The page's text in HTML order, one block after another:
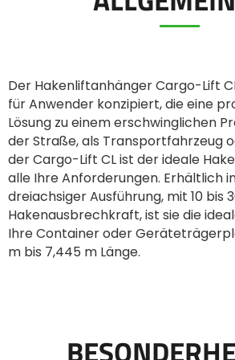
Svenska
한국의
日本語
Der Hakenliftanhänger Cargo-Lift
für Anwender konzipiert, die eine
Lösung zu einem erschwinglichen
der Straße, als Transportfahrzeug
der Cargo-Lift CL ist der ideale
alle Ihre Anforderungen. Erhältlich
dreiachsiger Ausführung, mit 10 bis
Hakenausbrechkraft, ist sie die
Ihre Container oder
m bis 7,445 m Länge.